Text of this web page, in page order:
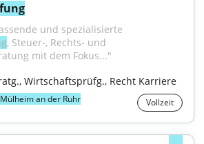
, Steuer-, Rechts- und
mit dem Fokus..."
Wirtschaftsprüfg., Recht Karriere
Mülheim an der Ruhr Vollzeit